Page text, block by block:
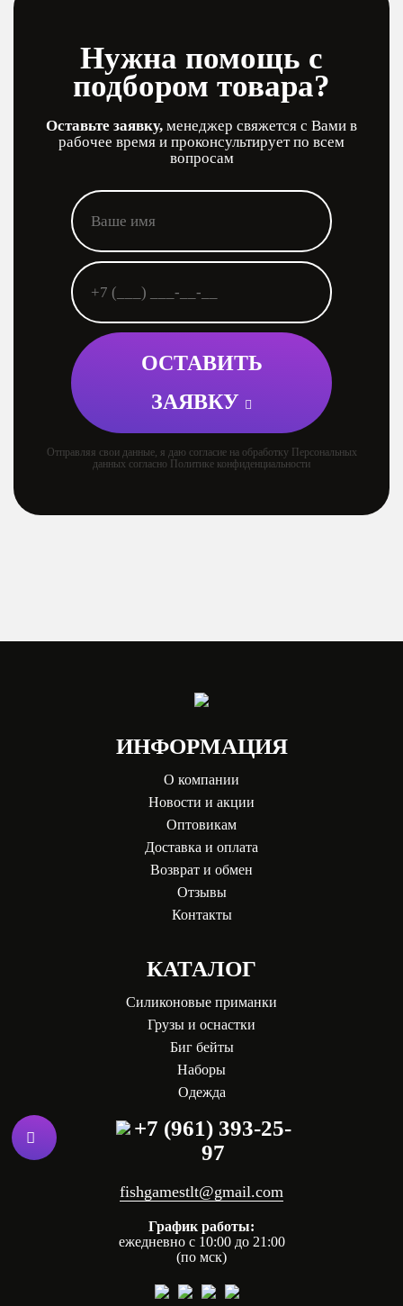
Нужна помощь с
подбором товара?
Оставьте заявку, менеджер свяжется с Вами в
рабочее время и проконсультирует по всем
вопросам
ОСТАВИТЬ
ЗАЯВКУ
Отправляя свои данные, я даю согласие на обработку Персональных
данных согласно Политике конфиденциальности
ИНФОРМАЦИЯ
О компании
Новости и акции
Оптовикам
Доставка и оплата
Возврат и обмен
Отзывы
Контакты
КАТАЛОГ
Силиконовые приманки
Грузы и оснастки
Биг бейты
Наборы
Одежда
+7 (961) 393-25-
97
fishgamestlt@gmail.com
График работы:
ежедневно с 10:00 до 21:00
(по мск)